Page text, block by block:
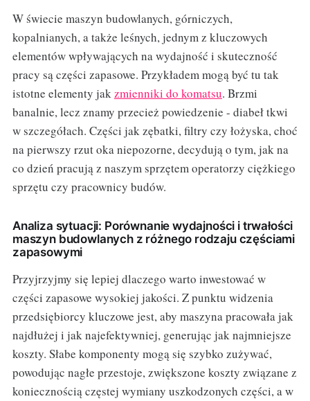
W świecie maszyn budowlanych, górniczych,
kopalnianych, a także leśnych, jednym z kluczowych
elementów wpływających na wydajność i skuteczność
pracy są części zapasowe. Przykładem mogą być tu tak
istotne elementy jakzmienniki do komatsu. Brzmi
banalnie, lecz znamy przecież powiedzenie - diabeł tkwi
w szczegółach. Części jak zębatki, filtry czy łożyska, choć
na pierwszy rzut oka niepozorne, decydują o tym, jak na
co dzień pracują z naszym sprzętem operatorzy ciężkiego
sprzętu czy pracownicy budów.
Analiza sytuacji: Porównanie wydajności i trwałości
maszyn budowlanych z różnego rodzaju częściami
zapasowymi
Przyjrzyjmy się lepiej dlaczego warto inwestować w
części zapasowe wysokiej jakości. Z punktu widzenia
przedsiębiorcy kluczowe jest, aby maszyna pracowała jak
najdłużej i jak najefektywniej, generując jak najmniejsze
koszty. Słabe komponenty mogą się szybko zużywać,
powodując nagłe przestoje, zwiększone koszty związane z
koniecznością częstej wymiany uszkodzonych części, a w